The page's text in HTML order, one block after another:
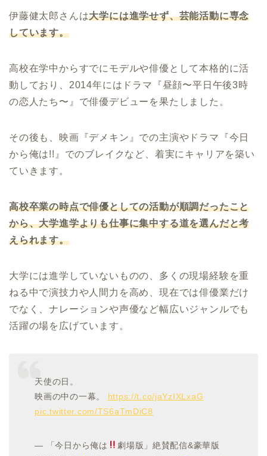
伊藤健太郎さんは大学には進学せず、芸能活動に専念
しています。
高校在学中からすでにモデルや俳優として本格的に活
動しており、2014年にはドラマ『昼顔〜平日午後3時
の恋人たち〜』で俳優デビューを果たしました。
その後も、映画『デメキン』での主演やドラマ『今日
から俺は!!』でのブレイクなど、着実にキャリアを築い
ていきます。
高校卒業の時点で俳優としての活動が順調だったこと
から、大学進学よりも仕事に集中する道を選んだと考
えられます。
大学には進学していないものの、多くの現場経験を重
ねる中で演技力や人間力を高め、現在では俳優業だけ
でなく、ナレーションや声優など幅広いジャンルでも
活躍の場を広げています。
天使の日。
映画の中の一幕。 https://t.co/jaYzIXLxaG
pic.twitter.com/TS6aTmDiC8
— 「今日から俺は
劇場版」絶賛配信&豪華版